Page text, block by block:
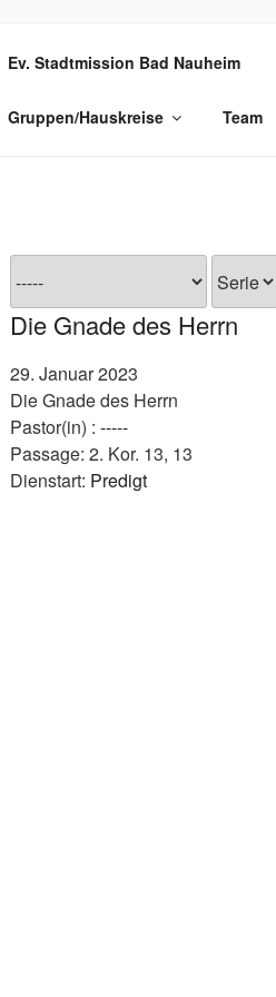
GEMEINDE
Ev. Stadtmission Bad Nauheim
Gruppen/Hauskreise Team
Die Gnade des Herrn
29. Januar 2023
Die Gnade des Herrn
Pastor(in) : -----
Passage: 2. Kor. 13, 13
Dienstart: Predigt